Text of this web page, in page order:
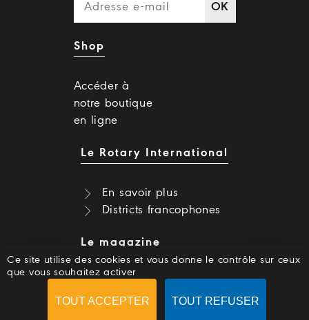
OK
Shop
Accéder à
notre boutique
en ligne
Le Rotary International
En savoir plus
Districts francophones
Le magazine
Dernier numéro
Numéros précédents
Ce site utilise des cookies et vous donne le contrôle sur ceux
que vous souhaitez activer
TOUT ACCEPTER TOUT REFUSER